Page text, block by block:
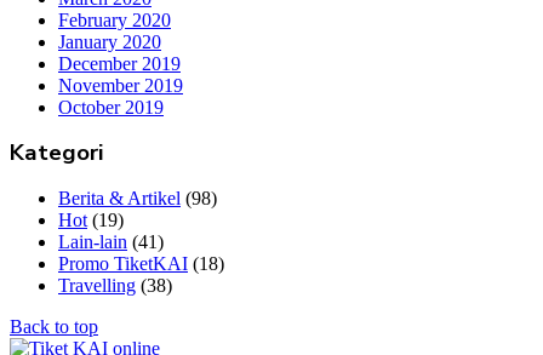
February 2020
January 2020
December 2019
November 2019
October 2019
Kategori
Berita & Artikel (98)
Hot (19)
Lain-lain (41)
Promo TiketKAI (18)
Travelling (38)
Back to top